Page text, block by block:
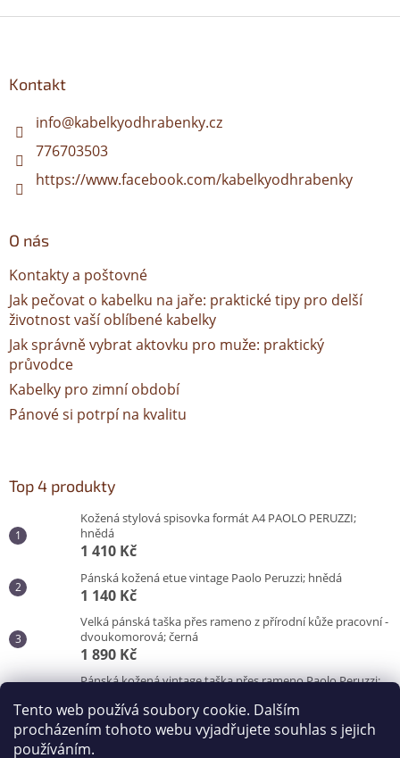
Tento web používá soubory cookie. Dalším
procházením tohoto webu vyjadřujete souhlas s jejich
používáním.
d
v
v
v
Kontakt
info@kabelkyodhrabenky.cz
776703503
https://www.facebook.com/kabelkyodhrabenky
O nás
Kontakty a poštovné
Jak pečovat o kabelku na jaře: praktické tipy pro delší
životnost vaší oblíbené kabelky
Jak správně vybrat aktovku pro muže: praktický
průvodce
Kabelky pro zimní období
Pánové si potrpí na kvalitu
Top 4 produkty
Kožená stylová spisovka formát A4 PAOLO PERUZZI;
hnědá
1 410 Kč
Pánská kožená etue vintage Paolo Peruzzi; hnědá
1 140 Kč
Velká pánská taška přes rameno z přírodní kůže pracovní -
dvoukomorová; černá
1 890 Kč
Pánská kožená vintage taška přes rameno Paolo Peruzzi;
3 100 Kč